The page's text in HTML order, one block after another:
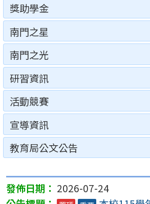
獎助學金
南門之星
南門之光
研習資訊
活動競賽
宣導資訊
教育局公文公告
2026-07-24